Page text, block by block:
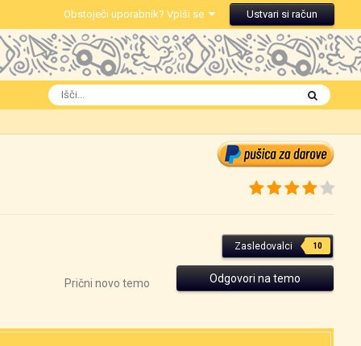
Obstoječi uporabnik? Vpiši se Ustvari si račun
Zasledovalci 10
Odgovori na temo
Prični novo temo